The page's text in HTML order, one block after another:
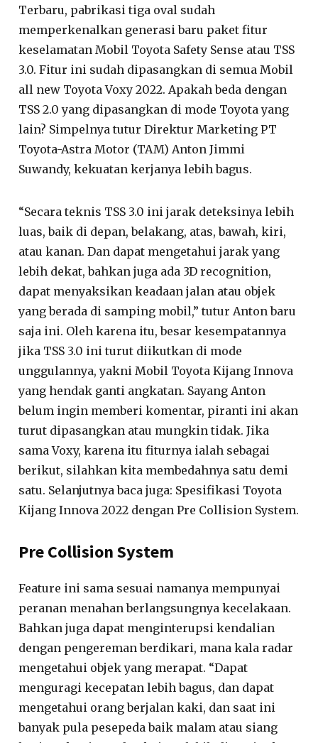
Terbaru, pabrikasi tiga oval sudah
memperkenalkan generasi baru paket fitur
keselamatan Mobil Toyota Safety Sense atau TSS
3.0. Fitur ini sudah dipasangkan di semua Mobil
all new Toyota Voxy 2022. Apakah beda dengan
TSS 2.0 yang dipasangkan di mode Toyota yang
lain? Simpelnya tutur Direktur Marketing PT
Toyota-Astra Motor (TAM) Anton Jimmi
Suwandy, kekuatan kerjanya lebih bagus.
“Secara teknis TSS 3.0 ini jarak deteksinya lebih
luas, baik di depan, belakang, atas, bawah, kiri,
atau kanan. Dan dapat mengetahui jarak yang
lebih dekat, bahkan juga ada 3D recognition,
dapat menyaksikan keadaan jalan atau objek
yang berada di samping mobil,” tutur Anton baru
saja ini. Oleh karena itu, besar kesempatannya
jika TSS 3.0 ini turut diikutkan di mode
unggulannya, yakni Mobil Toyota Kijang Innova
yang hendak ganti angkatan. Sayang Anton
belum ingin memberi komentar, piranti ini akan
turut dipasangkan atau mungkin tidak. Jika
sama Voxy, karena itu fiturnya ialah sebagai
berikut, silahkan kita membedahnya satu demi
satu. Selanjutnya baca juga: Spesifikasi Toyota
Kijang Innova 2022 dengan Pre Collision System.
Pre Collision System
Feature ini sama sesuai namanya mempunyai
peranan menahan berlangsungnya kecelakaan.
Bahkan juga dapat menginterupsi kendalian
dengan pengereman berdikari, mana kala radar
mengetahui objek yang merapat. “Dapat
menguragi kecepatan lebih bagus, dan dapat
mengetahui orang berjalan kaki, dan saat ini
banyak pula pesepeda baik malam atau siang